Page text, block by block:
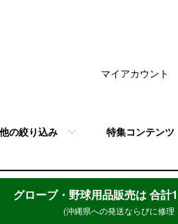
の絞り込み 特集コンテンツ
マイアカウント
グローブ・野球用品販売は合計
(沖縄県への発送ならびに修